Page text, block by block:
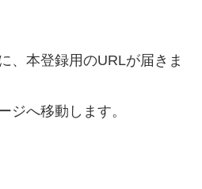
、本登録用のURLが届きま
ジへ移動します。